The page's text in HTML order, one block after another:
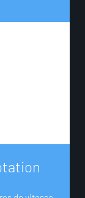
tation